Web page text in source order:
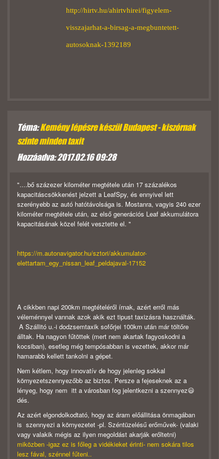
http://hirtv.hu/ahirtvhirei/figyelem-
visszajarhat-a-birsag-a-megbuntetett-
autosoknak-1392189
Téma:Kemény lépésre készül Budapest - kiszórnak
szinte minden taxit
Hozzáadva: 2017.02.16 09:28
"....bő százezer kilométer megtétele után 17 százalékos
kapacitáscsökkenést jelzett a LeafSpy, és ennyivel lett
szerényebb az autó hatótávolsága is. Mostanra, vagyis 240 ezer
kilométer megtétele után, az első generációs Leaf akkumulátora
kapacitásának közel felét vesztette el. "
https://m.autonavigator.hu/sztori/akkumulator-
elettartam_egy_nissan_leaf_peldajaval-17152
A cikkben napi 200km megtételéről írnak, azért erről más
véleménnyel vannak azok akik ezt tipust taxizásra használták.
A Szállitó u.-i dodzsemtaxik sofőrjei 100km után már töltőre
álltak. Ha nagyon fűtöttek (mert nem akartak fagyoskodni a
kocsiban), esetleg még tempósabban is vezettek, akkor már
hamarabb kellett tankolni a gépet.
Nem kétlem, hogy innovatív de hogy jelenleg sokkal
környezetszennyezőbb az biztos. Persze a fejeseknek az a
lényeg, hogy nem itt a városban fog jelentkezni a szennyez😃
dés.
Az azért elgondolkodtató, hogy az áram előállitása önmagában
is szennyezi a környezetet -pl. Széntüzelésű erőművek- (valaki
vagy valakik mégis az ilyen megoldást akarják erőltetni)
miközben -igaz ez is főleg a vidékieket érinti- nem sokára tilos
lesz fával, szénnel fűteni..